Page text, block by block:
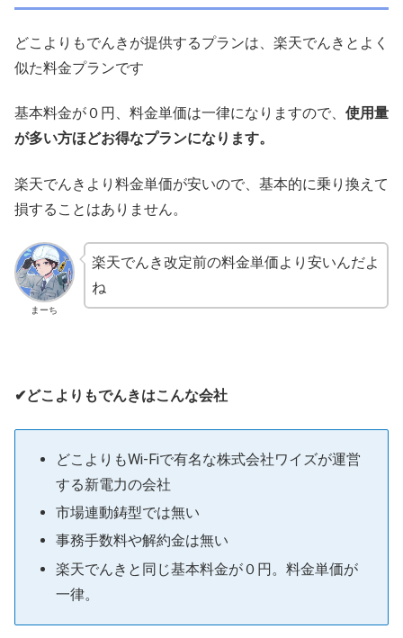
どこよりもでんきが提供するプランは、楽天でんきとよく
似た料金プランです
基本料金が０円、料金単価は一律になりますので、 使用量
が多い方ほどお得なプランになります。
楽天でんきより料金単価が安いので、基本的に乗り換えて
損することはありません。
まーち
楽天でんき改定前の料金単価より安いんだよ
ね
✔どこよりもでんきはこんな会社
どこよりもWi-Fiで有名な株式会社ワイズが運営
する新電力の会社
市場連動鋳型では無い
事務手数料や解約金は無い
楽天でんきと同じ基本料金が０円。料金単価が
一律。